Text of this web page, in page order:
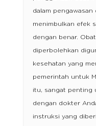
dalam
menimbulkan efek
dengan benar.
diperbolehkan
kesehatan yang
pemerintah untuk
itu, sangat penting
dengan dokter
instruksi yang